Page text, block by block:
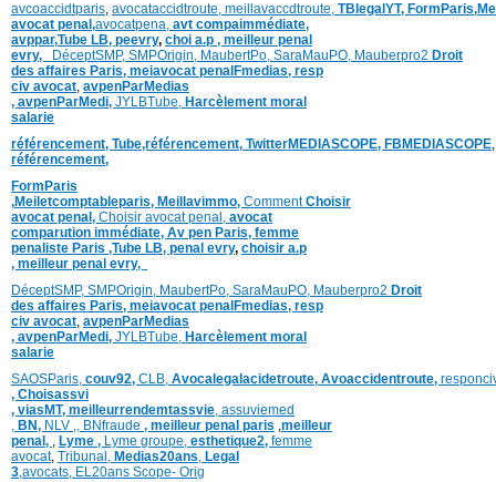
avcoaccidtparis, avocataccidtroute, meillavaccdtroute, TBlegalYT, FormParis,
avocat penal,avocatpena, avt compaimmédiate,
avppar,Tube LB, peevry, choi a.p , meilleur penal
evry,
DéceptSMP, SMPOrigin, MaubertPo, SaraMauPO, Mauberpro2 Droit
des affaires Paris, meiavocat penalFmedias, resp
civ avocat, avpenParMedias
, avpenParMedi, JYLBTube, Harcèlement moral
salarie
référencement, Tube,référencement, TwitterMEDIASCOPE, FBMEDIASCOPE
référencement,
FormParis
,Meiletcomptableparis, Meillavimmo, CommentChoisir
avocat penal, Choisir avocat penal, avocat
comparution immédiate, Av pen Paris, femme
penaliste Paris ,Tube LB, penal evry, choisir a.p
, meilleur penal evry,
DéceptSMP, SMPOrigin, MaubertPo, SaraMauPO, Mauberpro2 Droit
des affaires Paris, meiavocat penalFmedias, resp
civ avocat, avpenParMedias
, avpenParMedi, JYLBTube, Harcèlement moral
salarie
SAOSParis, couv92, CLB, Avocalegalacidetroute, Avoaccidentroute,
, Choisassvi
, viasMT, meilleurrendemtassvie, assuviemed
, BN, NLV ,, BNfraude , meilleur penal paris ,meilleur
penal, , Lyme , Lyme groupe, esthetique2, femme
avocat, Tribunal, Medias20ans, Legal
3,avocats, EL20ans Scope- Orig